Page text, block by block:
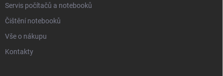
Servis počítačů a notebooků
Čištění notebooků
Vše o nákupu
Kontakty